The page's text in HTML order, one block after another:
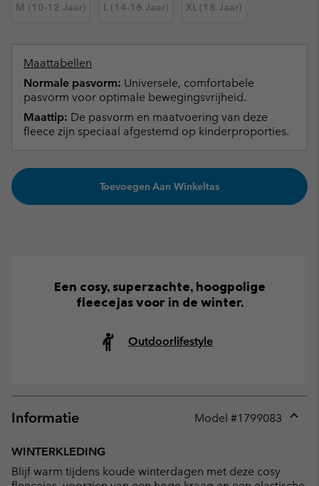
M (10-12 Jaar) L (14-16 Jaar) XL (18 Jaar)
Maattabellen
Normale pasvorm: Universele, comfortabele
pasvorm voor optimale bewegingsvrijheid.
Maattip: De pasvorm en maatvoering van deze
fleece zijn speciaal afgestemd op kinderproporties.
Toevoegen Aan Winkeltas
Een cosy, superzachte, hoogpolige
fleecejas voor in de winter.
Outdoorlifestyle
Informatie Model #1799083
WINTERKLEDING
Blijf warm tijdens koude winterdagen met deze cosy